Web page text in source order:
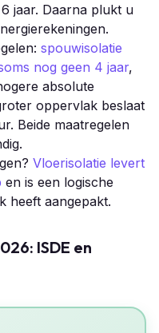
jaar. Daarna plukt u
spouwisolatie
nog geen 4 jaar,
absolute
oppervlak beslaat
Beide maatregelen
Vloerisolatie levert
en is een logische
heeft aangepakt.
ISDE en